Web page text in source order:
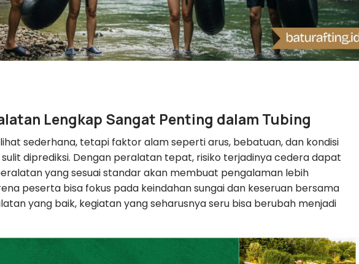
Lengkap Sangat Penting dalam Tubing
sederhana, tetapi faktor alam seperti arus, bebatuan, dan kondisi
diprediksi. Dengan peralatan tepat, risiko terjadinya cedera dapat
yang sesuai standar akan membuat pengalaman lebih
peserta bisa fokus pada keindahan sungai dan keseruan bersama
yang baik, kegiatan yang seharusnya seru bisa berubah menjadi